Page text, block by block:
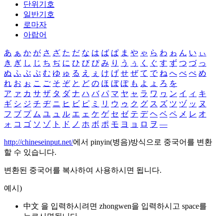
단위기호
일반기호
로마자
아랍어
あ ぁ か が さ ざ た だ な は ば ぱ ま や ゃ ら わ ゎ ん い ぃ
き ぎ し じ ち ぢ に ひ び ぴ み り う ぅ く ぐ す ず つ づ っ
ぬ ふ ぶ ぷ む ゆ ゅ る え ぇ け げ せ ぜ て で ね へ べ ぺ め
れ お ぉ こ ご そ ぞ と ど の ほ ぼ ぽ も よ ょ ろ を
ア ァ カ サ ザ タ ダ ナ ハ バ パ マ ヤ ャ ラ ワ ヮ ン イ ィ キ
ギ シ ジ チ ヂ ニ ヒ ビ ピ ミ リ ウ ゥ ク グ ス ズ ツ ヅ ッ ヌ
フ ブ プ ム ユ ュ ル エ ェ ケ ゲ セ ゼ テ デ ヘ ベ ペ メ レ オ
ォ コ ゴ ソ ゾ ト ド ノ ホ ボ ポ モ ヨ ョ ロ ヲ ―
http://chineseinput.net/에서 pinyin(병음)방식으로 중국어를 변환
할 수 있습니다.
변환된 중국어를 복사하여 사용하시면 됩니다.
예시)
中文 을 입력하시려면 zhongwen을 입력하시고 space를